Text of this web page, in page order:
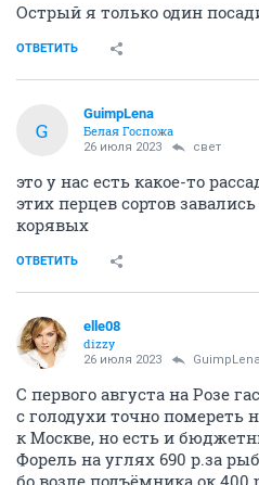
Острый я только один
ОТВЕТИТЬ
G
GuimpLena
Белая Госпожа
26 июля 2023 свет
это у нас есть какое-то
этих перцев сортов
корявых
ОТВЕТИТЬ
elle08
dizzy
26 июля 2023 GuimpLena
С первого августа на Розе
с голодухи точно
к Москве, но есть и
Форель на углях 690 р.за
бо возле подъёмника ок 400